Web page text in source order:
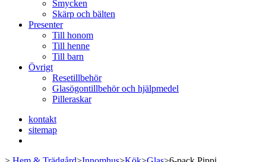
Smycken
Skärp och bälten
Presenter
Till honom
Till henne
Till barn
Övrigt
Resetillbehör
Glasögontillbehör och hjälpmedel
Pilleraskar
kontakt
sitemap